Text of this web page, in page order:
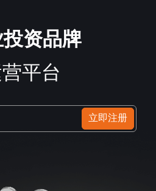
资品牌
平台
立即注册